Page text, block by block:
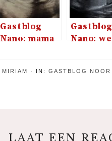
Gastblog
Nano: mama
heen
Gastblog
Nano:
grens
MIRIAM IN: GASTBLOG NOOR
LAAT EEN